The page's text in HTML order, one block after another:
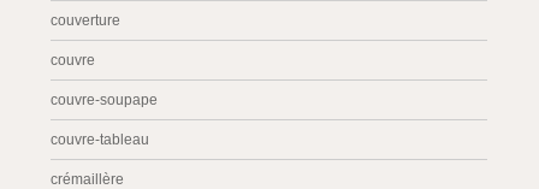
couverture
couvre
couvre-soupape
couvre-tableau
crémaillère